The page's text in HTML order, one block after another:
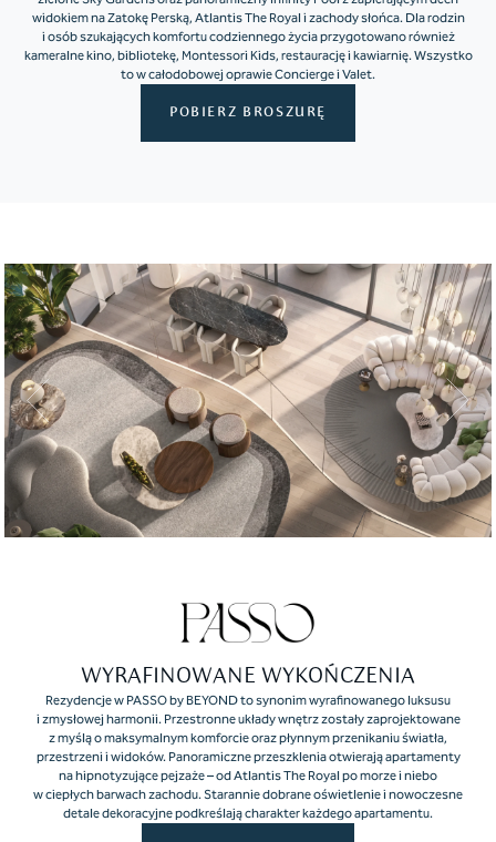
widokiem na Zatokę Perską, Atlantis The Royal i zachody słońca. Dla rodzin
i osób szukających komfortu codziennego życia przygotowano również
kameralne kino, bibliotekę, Montessori Kids, restaurację i kawiarnię. Wszystko
to w całodobowej oprawie Concierge i Valet.
POBIERZ BROSZURĘ
WYRAFINOWANE WYKOŃCZENIA
Rezydencje w PASSO by BEYOND to synonim wyrafinowanego luksusu
i zmysłowej harmonii. Przestronne układy wnętrz zostały zaprojektowane
z myślą o maksymalnym komforcie oraz płynnym przenikaniu światła,
przestrzeni i widoków. Panoramiczne przeszklenia otwierają apartamenty
na hipnotyzujące pejzaże – od Atlantis The Royal po morze i niebo
w ciepłych barwach zachodu. Starannie dobrane oświetlenie i nowoczesne
detale dekoracyjne podkreślają charakter każdego apartamentu.